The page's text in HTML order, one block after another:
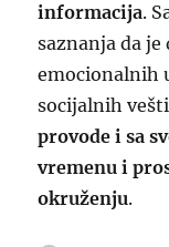
informacija.
saznanja da
emocionalnih
socijalnih
provode i sa
vremenu i
okruženju.